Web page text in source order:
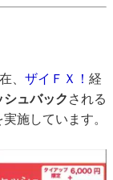
、 ザイＦＸ！ 経
シュバック される
実施しています。